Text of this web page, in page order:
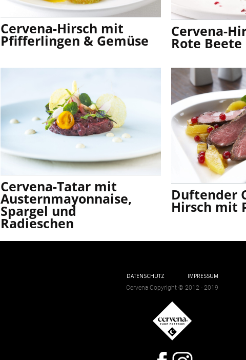
Cervena-Hirsch mit
Pfifferlingen & Gemüse
Cervena-
Rote
Cervena-Tatar mit
Austernmayonnaise,
Spargel und
Radieschen
Duftender
Hirsch mit
DATENSCHUTZ
IMPRESSUM
Cervena Copyright © 2012 - 2019